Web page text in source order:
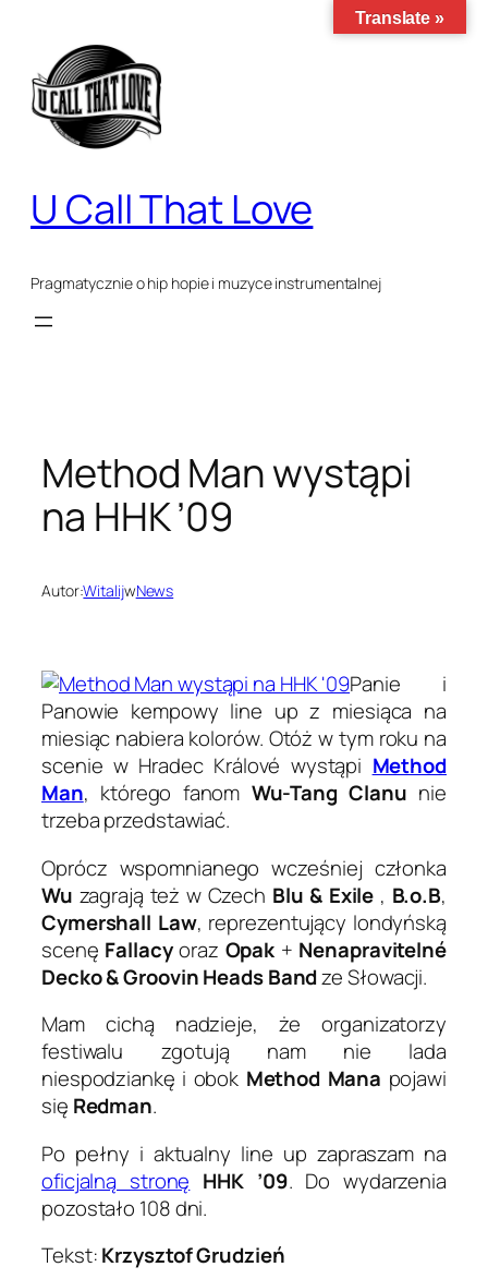
treści
U Call That Love
Pragmatycznie o hip hopie i muzyce instrumentalnej
Method Man wystąpi
na HHK ’09
Autor:WitalijwNews
Panie i
Panowie kempowy line up z miesiąca na
miesiąc nabiera kolorów. Otóż w tym roku na
scenie w Hradec Králové wystąpi Method
Man, którego fanom Wu-Tang Clanu nie
trzeba przedstawiać.
Oprócz wspomnianego wcześniej członka
Wu zagrają też w Czech Blu & Exile , B.o.B,
Cymershall Law, reprezentujący londyńską
scenę Fallacyoraz Opak + Nenapravitelné
Decko & Groovin Heads Bandze Słowacji.
Mam cichą nadzieje, że organizatorzy
festiwalu zgotują nam nie lada
niespodziankę i obok Method Mana pojawi
się Redman.
Po pełny i aktualny line up zapraszam na
oficjalną stronę HHK ’09. Do wydarzenia
pozostało 108 dni.
Tekst:Krzysztof Grudzień
Translate »